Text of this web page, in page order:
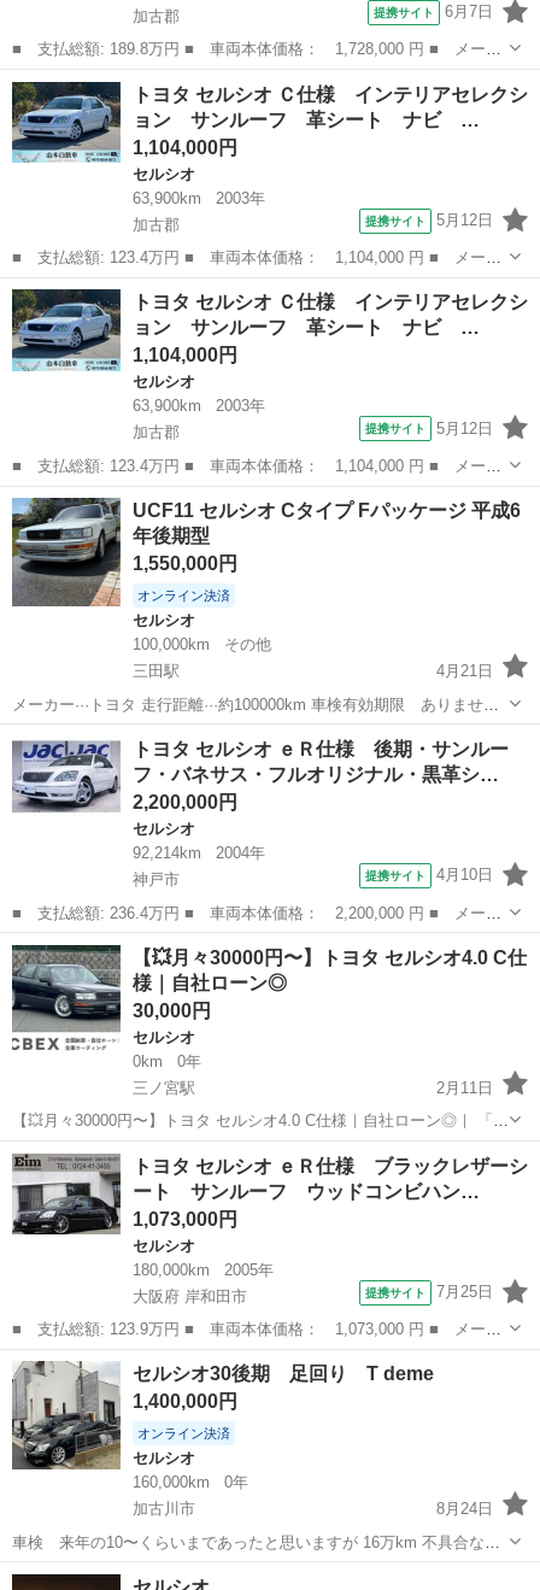
加古郡
提携サイト 6月7日
■ 支払総額: 189.8万円 ■ 車両本体価格： 1,728,000 円 ■ メーカ
ー名： トヨタ ■ 車種名： セルシオ ■ グレード名： ｅＲ仕
様 フルエアロ 車高調 カールソン１９ＡＷ サンルーフ 黒革シ
ート エア...
兵庫 加古郡 セルシオ
トヨタ セルシオ Ｃ仕様 インテリアセレクシ
ョン サンルーフ 革シート ナビ …
1,104,000円
セルシオ
63,900km
2003年
加古郡
提携サイト 5月12日
■ 支払総額: 123.4万円 ■ 車両本体価格： 1,104,000 円 ■ メーカ
ー名： トヨタ ■ 車種名： セルシオ ■ グレード名： Ｃ仕様
インテリアセレクション サンルーフ 革シート ナビ パワーシー
ト シー...
兵庫 加古郡 セルシオ
トヨタ セルシオ Ｃ仕様 インテリアセレクシ
ョン サンルーフ 革シート ナビ …
1,104,000円
セルシオ
63,900km
2003年
加古郡
提携サイト 5月12日
■ 支払総額: 123.4万円 ■ 車両本体価格： 1,104,000 円 ■ メーカ
ー名： トヨタ ■ 車種名： セルシオ ■ グレード名： Ｃ仕様
インテリアセレクション サンルーフ 革シート ナビ パワーシー
ト シー...
兵庫 加古郡
UCF11 セルシオ Cタイプ Fパッケージ 平成6
年後期型
1,550,000円
オンライン決済
セルシオ
100,000km
その他
三田駅
4月21日
メーカー···トヨタ 走行距離···約100000km 車検有効期限 ありません
燃料種別···ハイオク ハンドル···右 ミッション···AT/CVT タイヤの種類
···ノーマル グレード···C仕様 Fパッ...
兵庫 三田市 三田駅 エレメント
トヨタ セルシオ ｅＲ仕様 後期・サンルー
フ・バネサス・フルオリジナル・黒革シ…
2,200,000円
セルシオ
92,214km
2004年
神戸市
提携サイト 4月10日
■ 支払総額: 236.4万円 ■ 車両本体価格： 2,200,000 円 ■ メーカ
ー名： トヨタ ■ 車種名： セルシオ ■ グレード名： ｅＲ仕
様 後期・サンルーフ・バネサス・フルオリジナル・黒革シート・シ
ートベンチ...
兵庫 神戸市 セルシオ
【💥月々30000円〜】トヨタ セルシオ4.0 C仕
様｜自社ローン◎
30,000円
セルシオ
0km
0年
三ノ宮駅
2月11日
【💥月々30000円〜】トヨタ セルシオ4.0 C仕様｜自社ローン◎｜ 「自
社ローン」「信用回復ローン」多数ローンのお取り扱いございます💡
⚠当店へのお問い合わせ・審査・ご案内は、下記のLINEリンクからの
み...
兵庫 神戸市 三ノ宮駅 ローン
トヨタ セルシオ ｅＲ仕様 ブラックレザーシ
ート サンルーフ ウッドコンビハン…
1,073,000円
セルシオ
180,000km
2005年
大阪府 岸和田市
提携サイト 7月25日
■ 支払総額: 123.9万円 ■ 車両本体価格： 1,073,000 円 ■ メーカ
ー名： トヨタ ■ 車種名： セルシオ ■ グレード名： ｅＲ仕
様 ブラックレザーシート サンルーフ ウッドコンビハンドル ゴ
ールドエン...
大阪 岸和田市 セルシオ
セルシオ30後期 足回り T deme
1,400,000円
オンライン決済
セルシオ
160,000km
0年
加古川市
8月24日
車検 来年の10〜くらいまであったと思いますが 16万km 不具合なし
エアサス純正あり 雹小が少しです ブレーキパッド交換済み 傷等は、
兵庫 加古川市